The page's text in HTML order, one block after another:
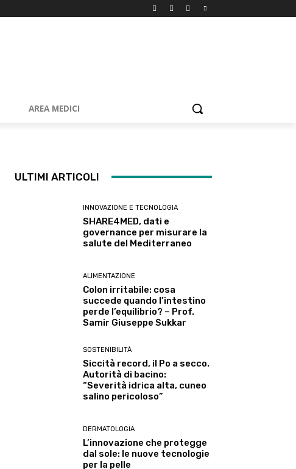
AREA MEDICI
ULTIMI ARTICOLI
INNOVAZIONE E TECNOLOGIA
SHARE4MED, dati e
governance per misurare la
salute del Mediterraneo
ALIMENTAZIONE
Colon irritabile: cosa
succede quando l’intestino
perde l’equilibrio? – Prof.
Samir Giuseppe Sukkar
SOSTENIBILITÀ
Siccità record, il Po a secco.
Autorità di bacino:
“Severità idrica alta, cuneo
salino pericoloso”
DERMATOLOGIA
L’innovazione che protegge
dal sole: le nuove tecnologie
per la pelle